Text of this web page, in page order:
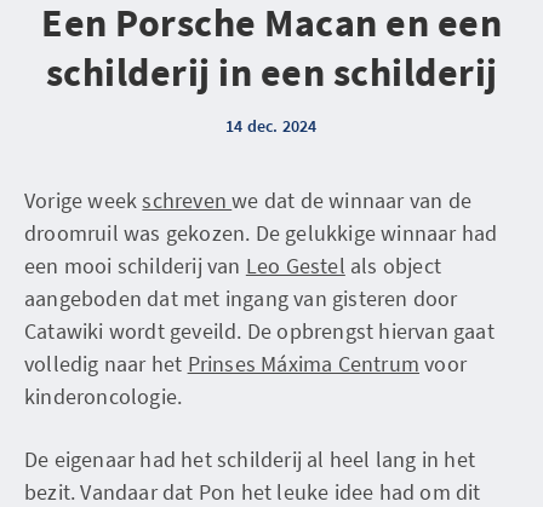
Een Porsche Macan en een
schilderij in een schilderij
14 dec. 2024
Vorige weekschrevenwe dat de winnaar van de
droomruil was gekozen. De gelukkige winnaar had
een mooi schilderij van Leo Gestel als object
aangeboden dat met ingang van gisteren door
Catawiki wordt geveild. De opbrengst hiervan gaat
volledig naar het Prinses Máxima Centrum voor
kinderoncologie.
De eigenaar had het schilderij al heel lang in het
bezit. Vandaar dat Pon het leuke idee had om dit